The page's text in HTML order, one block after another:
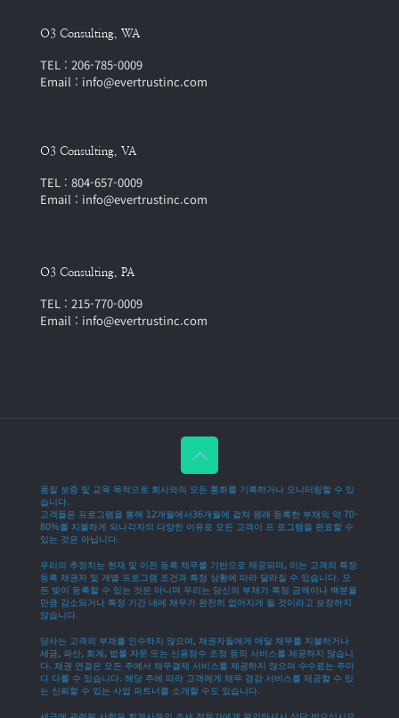
O3 Consulting, WA
TEL : 206-785-0009
Email : info@evertrustinc.com
O3 Consulting, VA
TEL : 804-657-0009
Email : info@evertrustinc.com
O3 Consulting, PA
TEL : 215-770-0009
Email : info@evertrustinc.com
품질 보증 및 교육 목적으로 회사와의 모든 통화를 기록하거나 모니터링할 수 있
습니다.
고객들은 프로그램을 통해 12개월에서36개월에 걸쳐 원래 등록한 부채의 약 70-
80%를 지불하게 되나각자의 다양한 이유로 모든 고객이 프 로그램을 완료할 수
있는 것은 아닙니다.
우리의 추정치는 현재 및 이전 등록 채무를 기반으로 제공되며, 이는 고객의 특정
등록 채권자 및 개별 프로그램 조건과 특정 상황에 따라 달라질 수 있습니다. 모
든 빚이 등록할 수 있는 것은 아니며 우리는 당신의 부채가 특정 금액이나 백분율
만큼 감소되거나 특정 기간 내에 채무가 완전히 없어지게 될 것이라고 보장하지
않습니다.
당사는 고객의 부채를 인수하지 않으며, 채권자들에게 매달 채무를 지불하거나
세금, 파산, 회계, 법률 자문 또는 신용점수 조정 등의 서비스를 제공하지 않습니
다. 채권 연결은 모든 주에서 채무결제 서비스를 제공하지 않으며 수수료는 주마
다 다를 수 있습니다. 해당 주에 따라 고객에게 채무 경감 서비스를 제공할 수 있
는 신뢰할 수 있는 사업 파트너를 소개할 수도 있습니다.